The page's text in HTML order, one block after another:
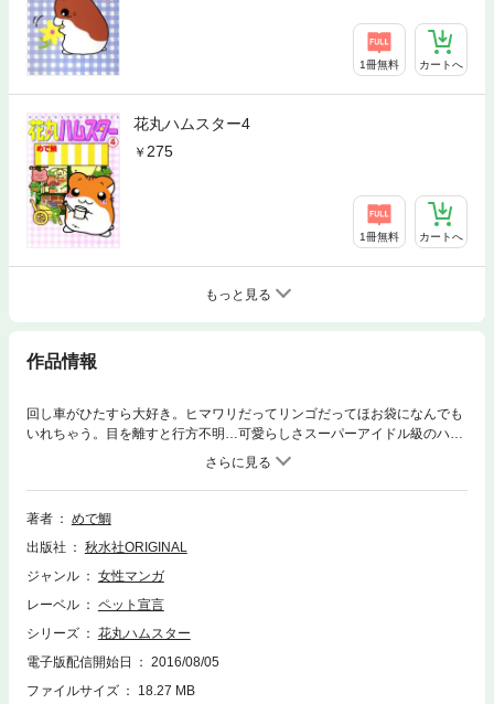
1冊無料 カートへ
花丸ハムスター4
275
1冊無料 カートへ
もっと見る
作品情報
回し車がひたすら大好き。ヒマワリだってリンゴだってほお袋になんでも
いれちゃう。目を離すと行方不明…可愛らしさスーパーアイドル級のハム
スター。しげっち・えんどー・プーちゃんのキュートな魅力にもうくぎづ
け！ かわいいジャンガリアンハムスターの日常と生態を4コマエッセイで
堪能するなら、この1冊。
著者
めで鯛
出版社
秋水社ORIGINAL
ジャンル
女性マンガ
レーベル
ペット宣言
シリーズ
花丸ハムスター
電子版配信開始日
2016/08/05
ファイルサイズ
18.27 MB